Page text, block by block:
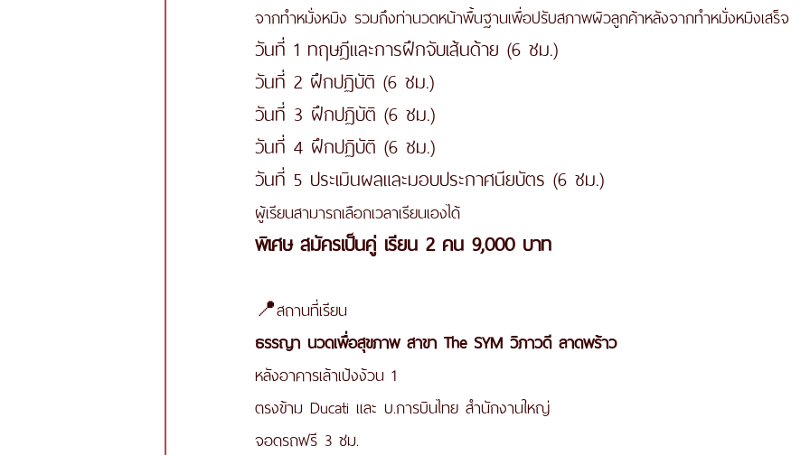
จากทำหมั่งหมิง รวมถึงท่านวดหน้าพื้นฐานเพื่อปรับสภาพผิวลูกค้าหลังจากทำหมั่งหมิงเสร็จ
วันที่ 1 ทฤษฎีและการฝึกจับเส้นด้าย (6 ชม.)
วันที่ 2 ฝึกปฏิบัติ (6 ชม.)
วันที่ 3 ฝึกปฏิบัติ (6 ชม.)
วันที่ 4 ฝึกปฏิบัติ (6 ชม.)
วันที่ 5 ประเมินผลและมอบประกาศนียบัตร (6 ชม.)
ผู้เรียนสามารถเลือกเวลาเรียนเองได้
พิเศษ สมัครเป็นคู่ เรียน 2 คน 9,000 บาท
📍สถานที่เรียน
ธรรญา นวดเพื่อสุขภาพ สาขา The SYM วิภาวดี ลาดพร้าว
หลังอาคารเล้าเป้งง้วน 1
ตรงข้าม Ducati และ บ.การบินไทย สำนักงานใหญ่
จอดรถฟรี 3 ชม.